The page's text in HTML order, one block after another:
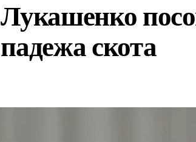
Лукашенко
падежа скота